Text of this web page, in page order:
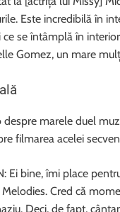
Este incredibilă în
se întâmplă în
Gomez, un mare
despre marele duel
filmarea acelei
Ei bine, îmi place
Cred că
Deci, de fapt,